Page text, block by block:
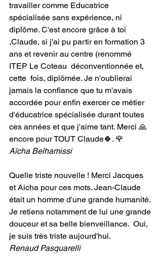
travailler comme Educatrice
spécialisée sans expérience, ni
diplôme. C'est encore grâce à toi
,Claude, si j'ai pu partir en formation 3
ans et revenir au centre (renommé
ITEP Le Coteau  déconventionnée et,
cette  fois, diplômée. Je n'oublierai
jamais la confiance que tu m'avais
accordée pour enfin exercer ce métier
d'éducatrice spécialisée durant toutes
ces années et que j'aime tant. Merci 🙏
encore pour TOUT Claude🍀. 🌹
Aïcha Belhamissi
Quelle triste nouvelle ! Merci Jacques
et Aicha pour ces mots. Jean-Claude
était un homme d'une grande humanité.
Je retiens notamment de lui une grande
douceur et sa belle bienveillance.  Oui,
je suis très triste aujourd'hui.
Renaud Pasquarelli